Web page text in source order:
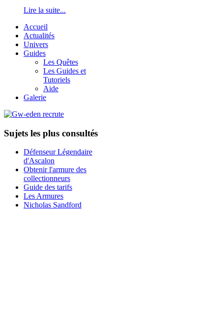
Lire la suite...
Accueil
Actualités
Univers
Guides
Les Quêtes
Les Guides et
Tutoriels
Aide
Galerie
Sujets les plus consultés
Défenseur Légendaire
d'Ascalon
Obtenir l'armure des
collectionneurs
Guide des tarifs
Les Armures
Nicholas Sandford